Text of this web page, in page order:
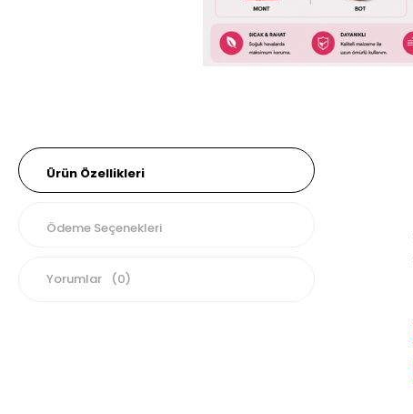
Ürün Özellikleri
Ödeme Seçenekleri
Yorumlar (0)